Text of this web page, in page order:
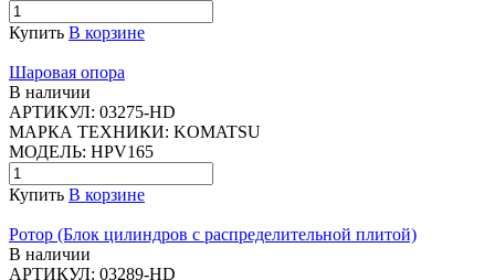
Купить В корзине
Шаровая опора
В наличии
АРТИКУЛ: 03275-HD
МАРКА ТЕХНИКИ: KOMATSU
МОДЕЛЬ: HPV165
Купить В корзине
Ротор (Блок цилиндров с распределительной плитой)
В наличии
АРТИКУЛ: 03289-HD